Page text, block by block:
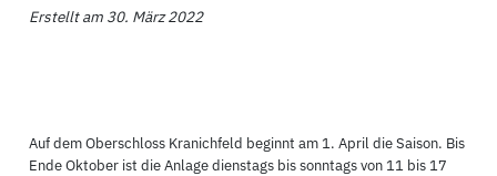
Erstellt am 30. März 2022
Auf dem Oberschloss Kranichfeld beginnt am 1. April die Saison. Bis
Ende Oktober ist die Anlage dienstags bis sonntags von 11 bis 17